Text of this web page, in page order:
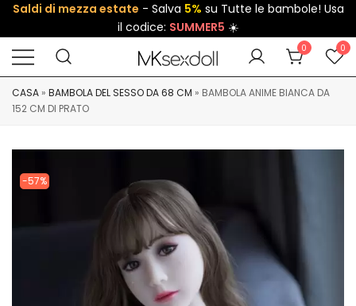
Saldi di mezza estate - Salva 5% su Tutte le bambole! Usa
il codice: SUMMER5 ☀️
0 0
CASA » BAMBOLA DEL SESSO DA 68 CM » BAMBOLA ANIME BIANCA DA
152 CM DI PRATO
-57%